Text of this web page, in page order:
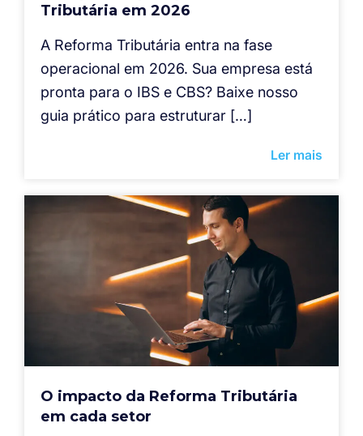
Tributária em 2026
A Reforma Tributária entra na fase
operacional em 2026. Sua empresa está
pronta para o IBS e CBS? Baixe nosso
guia prático para estruturar […]
Ler mais
O impacto da Reforma Tributária
em cada setor